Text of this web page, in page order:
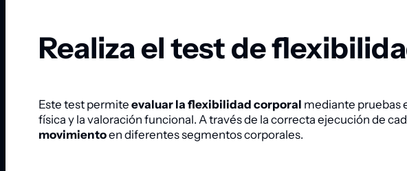
Realiza el test de
Este test permite evaluar la flexibilidad corporal mediante pruebas
física y la valoración funcional. A través de la correcta ejecución de
movimientoen diferentes segmentos corporales.